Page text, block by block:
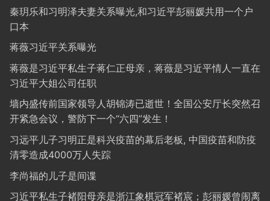
秦玥乐和习明泽夫妻关系曝光,和习近平彭丽媛共用一个户
口本
蒋薇习近平关系曝光
蒋薇是习近平私生子蒋仁正母亲，蒋薇是习近平情人一直在
习近平大姐公司任职
墙内盛传前国家领导人胡锦涛已逝世！全国公安厅长突然召
开紧急会议，警防下一个“六四”发生！
习远平儿子习明正是科兴疫苗的幕后老板, 中国疫苗和防疫
清零造成4000万人失踪
李尚福的儿子是间谍
习近平私生子褚阳母亲是浙江象棋冠军褚宸；彭丽媛曾闹离